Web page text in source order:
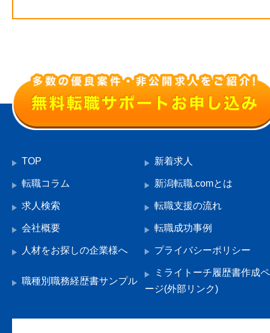
TOP 新着求人
転職コラム 新潟転職.comとは
求人検索 転職支援の流れ
会社概要 転職成功事例
人材をお探しの企業様へ プライバシーポリシー
職種別職務経歴書サンプル
ミライトーチ履歴書作成ペ
ージ(外部リンク)